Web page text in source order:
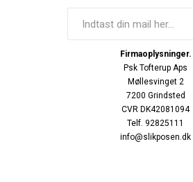
Firmaoplysninger.
Psk Tofterup Aps
Møllesvinget 2
7200 Grindsted
CVR DK42081094
Telf. 92825111
info@slikposen.dk